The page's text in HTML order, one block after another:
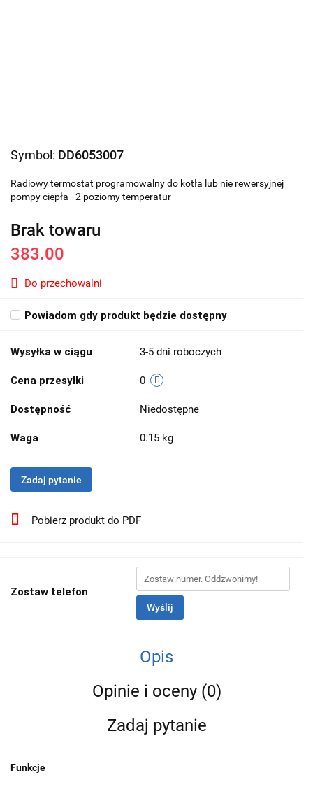
Symbol: DD6053007
Radiowy termostat programowalny do kotła lub nie rewersyjnej
pompy ciepła - 2 poziomy temperatur
Brak towaru
383.00
Do przechowalni
Powiadom gdy produkt będzie dostępny
Wysyłka w ciągu 3-5 dni roboczych
Cena przesyłki 0
Dostępność Niedostępne
Waga 0.15 kg
Zadaj pytanie
Pobierz produkt do PDF
Zostaw telefon
Wyślij
Opis
Opinie i oceny (0)
Zadaj pytanie
Funkcje